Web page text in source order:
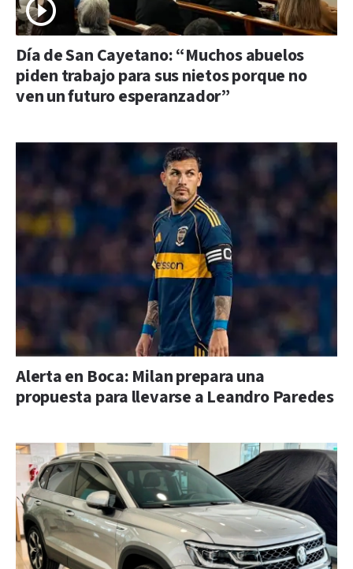
Día de San Cayetano: “Muchos abuelos
piden trabajo para sus nietos porque no
ven un futuro esperanzador”
Alerta en Boca: Milan prepara una
propuesta para llevarse a Leandro Paredes